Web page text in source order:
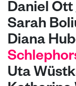
Daniel Ott
Sarah
Diana
Uta